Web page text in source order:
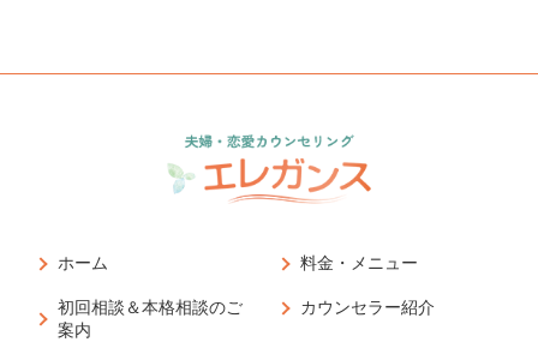
ホーム 料金・メニュー
初回相談＆本格相談のご
案内
カウンセラー紹介